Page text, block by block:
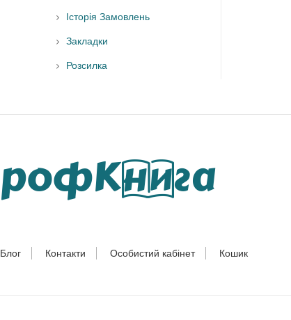
Історія Замовлень
Закладки
Розсилка
Блог Контакти Особистий кабінет Кошик